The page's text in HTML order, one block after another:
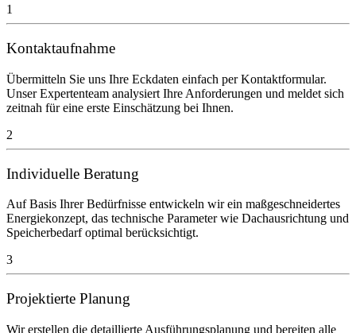
1
Kontaktaufnahme
Übermitteln Sie uns Ihre Eckdaten einfach per Kontaktformular.
Unser Expertenteam analysiert Ihre Anforderungen und meldet sich
zeitnah für eine erste Einschätzung bei Ihnen.
2
Individuelle Beratung
Auf Basis Ihrer Bedürfnisse entwickeln wir ein maßgeschneidertes
Energiekonzept, das technische Parameter wie Dachausrichtung und
Speicherbedarf optimal berücksichtigt.
3
Projektierte Planung
Wir erstellen die detaillierte Ausführungsplanung und bereiten alle